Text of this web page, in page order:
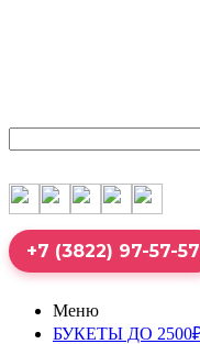
+7 (3822) 97-57-57
Меню
БУКЕТЫ ДО